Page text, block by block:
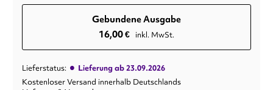
Gebundene Ausgabe
16,00€ inkl. MwSt.
Lieferstatus: • Lieferung ab 23.09.2026
Kostenloser Versand innerhalb Deutschlands